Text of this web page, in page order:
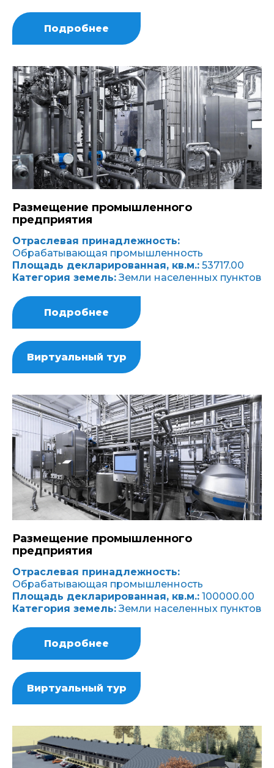
Подробнее
Размещение промышленного
предприятия
Отраслевая принадлежность:
Обрабатывающая промышленность
Площадь декларированная, кв.м.: 53717.00
Категория земель:Земли населенных пунктов
Подробнее
Виртуальный тур
Размещение промышленного
предприятия
Отраслевая принадлежность:
Обрабатывающая промышленность
Площадь декларированная, кв.м.: 100000.00
Категория земель:Земли населенных пунктов
Подробнее
Виртуальный тур